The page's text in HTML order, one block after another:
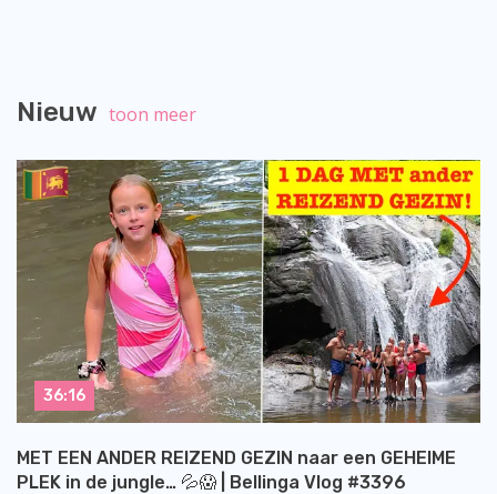
Nieuw toon meer
MET EEN ANDER REIZEND GEZIN naar een GEHEIME
PLEK in de jungle… 💦😱 | Bellinga Vlog #3396
36:16